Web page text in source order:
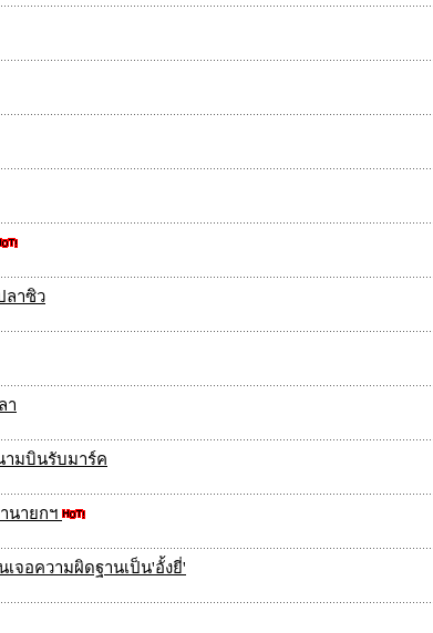
ลาซิว
า
ามบินรับมาร์ค
นายกฯ
จอความผิดฐานเป็น'อั้งยี่'